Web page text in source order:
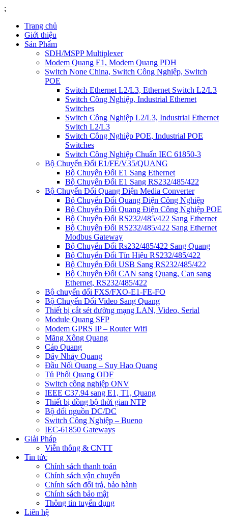
;
Trang chủ
Giới thiệu
Sản Phẩm
SDH/MSPP Multiplexer
Modem Quang E1, Modem Quang PDH
Switch None China, Switch Công Nghiệp, Switch
POE
Switch Ethernet L2/L3, Ethernet Switch L2/L3
Switch Công Nghiệp, Industrial Ethernet
Switches
Switch Công Nghiệp L2/L3, Industrial Ethernet
Switch L2/L3
Switch Công Nghiệp POE, Industrial POE
Switches
Switch Công Nghiệp Chuẩn IEC 61850-3
Bộ Chuyển Đổi E1/FE/V35/QUANG
Bộ Chuyển Đổi E1 Sang Ethernet
Bộ Chuyển Đổi E1 Sang RS232/485/422
Bộ Chuyển Đổi Quang Điện Media Converter
Bộ Chuyển Đổi Quang Điện Công Nghiệp
Bộ Chuyển Đổi Quang Điện Công Nghiệp POE
Bộ Chuyển Đổi RS232/485/422 Sang Ethernet
Bộ Chuyển Đổi RS232/485/422 Sang Ethernet
Modbus Gateway
Bộ Chuyển Đổi Rs232/485/422 Sang Quang
Bộ Chuyển Đổi Tín Hiệu RS232/485/422
Bộ Chuyển Đổi USB Sang RS232/485/422
Bộ Chuyển Đổi CAN sang Quang, Can sang
Ethernet, RS232/485/422
Bộ chuyển đổi FXS/FXO-E1-FE-FO
Bộ Chuyển Đổi Video Sang Quang
Thiết bị cắt sét đường mạng LAN, Video, Serial
Module Quang SFP
Modem GPRS IP – Router Wifi
Măng Xông Quang
Cáp Quang
Dây Nhảy Quang
Đầu Nối Quang – Suy Hao Quang
Tủ Phối Quang ODF
Switch công nghiệp ONV
IEEE C37.94 sang E1, T1, Quang
Thiết bị đồng bộ thời gian NTP
Bộ đổi nguồn DC/DC
Switch Công Nghiệp – Bueno
IEC-61850 Gateways
Giải Pháp
Viễn thông & CNTT
Tin tức
Chính sách thanh toán
Chính sách vận chuyển
Chính sách đổi trả, bảo hành
Chính sách bảo mật
Thông tin tuyển dụng
Liên hệ